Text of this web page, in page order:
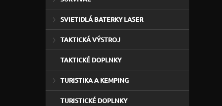
SVIETIDLÁ BATERKY LASER
TAKTICKÁ VÝSTROJ
TAKTICKÉ DOPLNKY
TURISTIKA A KEMPING
TURISTICKÉ DOPLNKY